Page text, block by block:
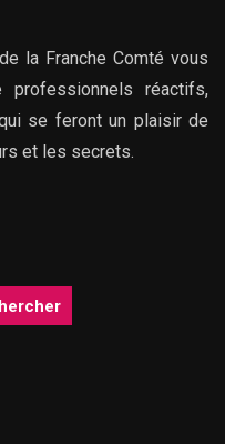
la Franche Comté vous
réactifs,
se feront un plaisir de
et les secrets.